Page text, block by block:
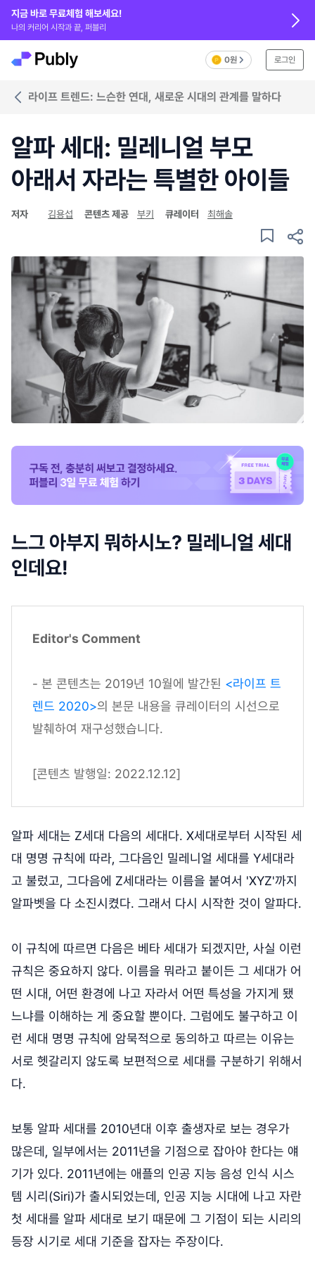
지금 바로 무료체험 해보세요!
나의 커리어 시작과 끝, 퍼블리
0원 로그인
라이프 트렌드: 느슨한 연대, 새로운 시대의 관계를 말하다
알파 세대: 밀레니얼 부모
아래서 자라는 특별한 아이들
저자 김용섭 콘텐츠 제공 부키 큐레이터 최해솔
느그 아부지 뭐하시노? 밀레니얼 세대
인데요!
Editor's Comment
- 본 콘텐츠는 2019년 10월에 발간된 <라이프 트
렌드 2020>의 본문 내용을 큐레이터의 시선으로
발췌하여 재구성했습니다.
[콘텐츠 발행일: 2022.12.12]
알파 세대는 Z세대 다음의 세대다. X세대로부터 시작된 세
대 명명 규칙에 따라, 그다음인 밀레니얼 세대를 Y세대라
고 불렀고, 그다음에 Z세대라는 이름을 붙여서 'XYZ'까지
알파벳을 다 소진시켰다. 그래서 다시 시작한 것이 알파다.
이 규칙에 따르면 다음은 베타 세대가 되겠지만, 사실 이런
규칙은 중요하지 않다. 이름을 뭐라고 붙이든 그 세대가 어
떤 시대, 어떤 환경에 나고 자라서 어떤 특성을 가지게 됐
느냐를 이해하는 게 중요할 뿐이다. 그럼에도 불구하고 이
런 세대 명명 규칙에 암묵적으로 동의하고 따르는 이유는
서로 헷갈리지 않도록 보편적으로 세대를 구분하기 위해서
다.
보통 알파 세대를 2010년대 이후 출생자로 보는 경우가
많은데, 일부에서는 2011년을 기점으로 잡아야 한다는 얘
기가 있다. 2011년에는 애플의 인공 지능 음성 인식 시스
템 시리(Siri)가 출시되었는데, 인공 지능 시대에 나고 자란
첫 세대를 알파 세대로 보기 때문에 그 기점이 되는 시리의
등장 시기로 세대 기준을 잡자는 주장이다.